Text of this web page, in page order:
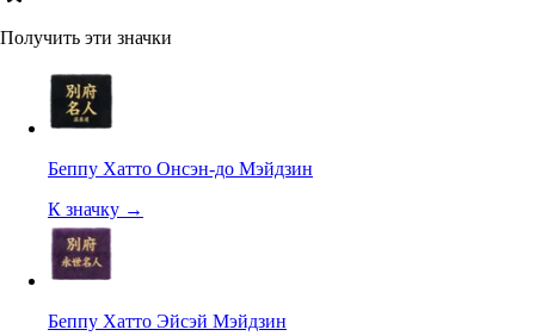
Получить эти значки
Беппу Хатто Онсэн-до Мэйдзин
К значку →
Беппу Хатто Эйсэй Мэйдзин